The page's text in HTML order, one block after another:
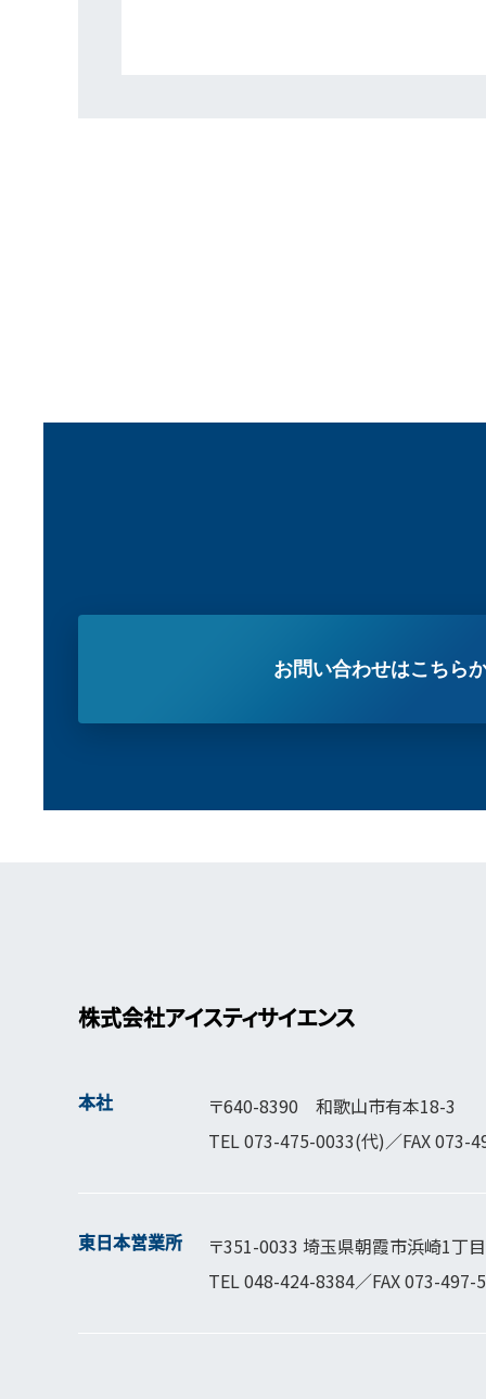
お問い合わせはこちら
株式会社アイスティサイエンス
本社
〒640-8390 和歌山市有本18-3
TEL073-475-0033(代)／FAX 073-
東日本営業所
〒351-0033 埼玉県朝霞市浜崎1丁
TEL048-424-8384／FAX 073-497-